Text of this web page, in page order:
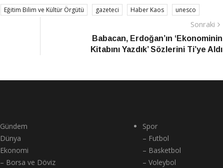
Eğitim Bilim ve Kültür Örgütü gazeteci Haber Kaos unesco
Sonraki
Babacan, Erdoğan’ın ‘Ekonominin
Kitabını Yazdık’ Sözlerini Ti’ye Aldı
Gündem
Dünya
Ekonomi
– Borsa ve Döviz
Spor
– Futbol
– Basketbol
– Voleybol